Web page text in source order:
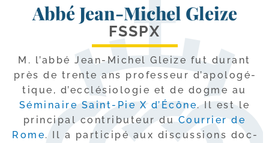
Abbé Jean-Michel Gleize
FSSPX
M. l’ab­bé Jean-​Michel Gleize fut durant
près de trente ans pro­fes­seur d’a­po­lo­gé­
tique, d’ec­clé­sio­lo­gie et de dogme au
Séminaire Saint-​Pie X d’Écône. Il est le
prin­ci­pal contri­bu­teur duCourrier de
Rome. Il a par­ti­ci­pé aux dis­cus­sions doc­